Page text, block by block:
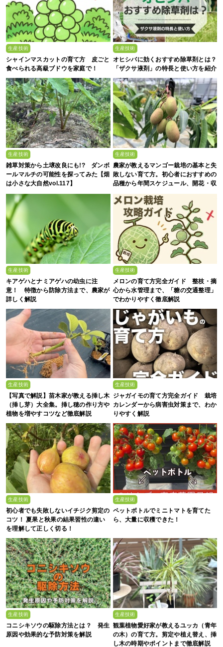
生産技術
シャインマスカットの育て方 皮ごと
食べられる高級ブドウを家庭で！
生産技術
オヒシバに効くおすすめ除草剤とは？
「ザクサ液剤」の特長と使い方を紹介
生産技術
雑草対策から土壌改良にも!? ダンボ
ールマルチの可能性を探ってみた【畑
は小さな大自然vol.117】
生産技術
農家が教えるマンゴー栽培の基本と失
敗しない育て方。初心者におすすめの
品種から年間スケジュール、開花・収
穫のコツまで徹底解説
生産技術
キアゲハとナミアゲハの幼虫に注
意！ 特徴から防除方法まで、農家が
詳しく解説
生産技術
メロンの育て方完全ガイド 整枝・摘
心から水管理まで、「糖の交通整理」
でわかりやすく徹底解説
生産技術
【写真で解説】苗木家が教える挿し木
（挿し芽）大全集。挿し穂の作り方や
植物を増やすコツなど徹底解説
生産技術
ジャガイモの育て方完全ガイド 栽培
カレンダーから病害虫対策まで、わか
りやすく解説
生産技術
初心者でも失敗しないイチジク剪定の
コツ！ 夏果と秋果の結果習性の違い
を理解して正しく切る！
生産技術
ペットボトルでミニトマトを育てた
ら、大量に収穫できた！
生産技術
コニシキソウの駆除方法とは？ 発生
原因や効果的な予防対策を解説
生産技術
観葉植物愛好家が教えるユッカ（青年
の木）の育て方。剪定や植え替え、挿
し木の時期やポイントまで徹底解説